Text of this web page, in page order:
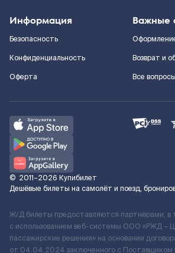
Информация
Безопасность
Конфиденциальность
Оферта
Важные
Возврат и
Все
© 2011–2026 Купибилет
Дешёвые билеты на самолёт и поезд,
Ж/Д билеты предоставляются партнёрами, в
с использованием веб-системы ООО «РЖД –
пассажирские решения» на основании
от 04.04.2024 заключенного с Поставщиком